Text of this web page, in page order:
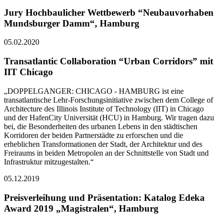
Jury Hochbaulicher Wettbewerb “Neubauvorhaben
Mundsburger Damm“, Hamburg
05.02.2020
Transatlantic Collaboration “Urban Corridors” mit
IIT Chicago
„DOPPELGANGER: CHICAGO - HAMBURG ist eine
transatlantische Lehr-Forschungsinitiative zwischen dem College of
Architecture des Illinois Institute of Technology (IIT) in Chicago
und der HafenCity Universität (HCU) in Hamburg. Wir tragen dazu
bei, die Besonderheiten des urbanen Lebens in den städtischen
Korridoren der beiden Partnerstädte zu erforschen und die
erheblichen Transformationen der Stadt, der Architektur und des
Freiraums in beiden Metropolen an der Schnittstelle von Stadt und
Infrastruktur mitzugestalten.“
05.12.2019
Preisverleihung und Präsentation: Katalog Edeka
Award 2019 „Magistralen“, Hamburg